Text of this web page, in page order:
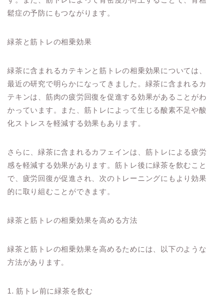
鬆症の予防にもつながります。
緑茶と筋トレの相乗効果
緑茶に含まれるカテキンと筋トレの相乗効果については、
最近の研究で明らかになってきました。緑茶に含まれるカ
テキンは、筋肉の疲労回復を促進する効果があることがわ
かっています。また、筋トレによって生じる酸素不足や酸
化ストレスを軽減する効果もあります。
さらに、緑茶に含まれるカフェインは、筋トレによる疲労
感を軽減する効果があります。筋トレ後に緑茶を飲むこと
で、疲労回復が促進され、次のトレーニングにもより効果
的に取り組むことができます。
緑茶と筋トレの相乗効果を高める方法
緑茶と筋トレの相乗効果を高めるためには、以下のような
方法があります。
1. 筋トレ前に緑茶を飲む